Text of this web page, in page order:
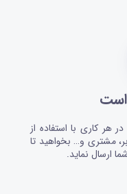
هر کاری با استفاده از
مشتری و… بخواهید تا
ارسال نماید.